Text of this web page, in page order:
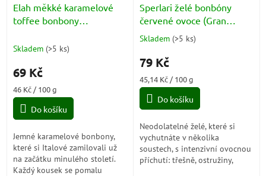
Elah měkké karamelové
toffee bonbony
Skladem (>5 ks)
69 Kč
Měrná
cena:
46 Kč / 100 g
Do košíku
Jemné karamelové bonbony,
které si Italové zamilovali už
na začátku minulého století.
Každý kousek se pomalu
Sperlari želé bonbóny
červené ovoce (Gran
Gelées Frutti Rossi) 175g
Průměrné
produktu
5,0
5
Skladem (>5 ks)
79 Kč
Měrná
cena:
45,14 Kč / 100 g
Do košíku
Neodolatelné želé, které si
vychutnáte v několika
soustech, s intenzivní ovocnou
příchutí: třešně, ostružiny,